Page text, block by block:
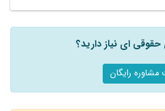
حقوقی ای نیاز دارید؟
رایگان